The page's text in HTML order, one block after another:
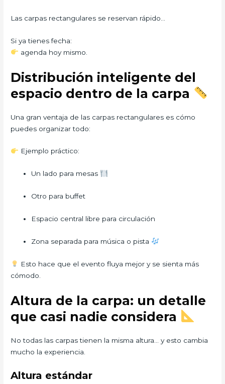
Las carpas rectangulares se reservan rápido…
Si ya tienes fecha:
agenda hoy mismo.
Distribución inteligente del
espacio dentro de la carpa
Una gran ventaja de las carpas rectangulares es cómo
puedes organizar todo:
Ejemplo práctico:
Un lado para mesas
Otro para buffet
Espacio central libre para circulación
Zona separada para música o pista
Esto hace que el evento fluya mejor y se sienta más
cómodo.
Altura de la carpa: un detalle
que casi nadie considera
No todas las carpas tienen la misma altura… y esto cambia
mucho la experiencia.
Altura estándar